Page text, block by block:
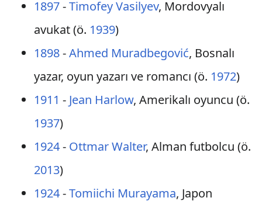
1897-Timofey Vasilyev, Mordovyalı
avukat (ö. 1939)
1898-Ahmed Muradbegović, Bosnalı
yazar, oyun yazarı ve romancı (ö. 1972)
1911 - Jean Harlow, Amerikalı oyuncu (ö.
1937)
1924- Ottmar Walter, Alman futbolcu (ö.
2013)
1924-Tomiichi Murayama, Japon